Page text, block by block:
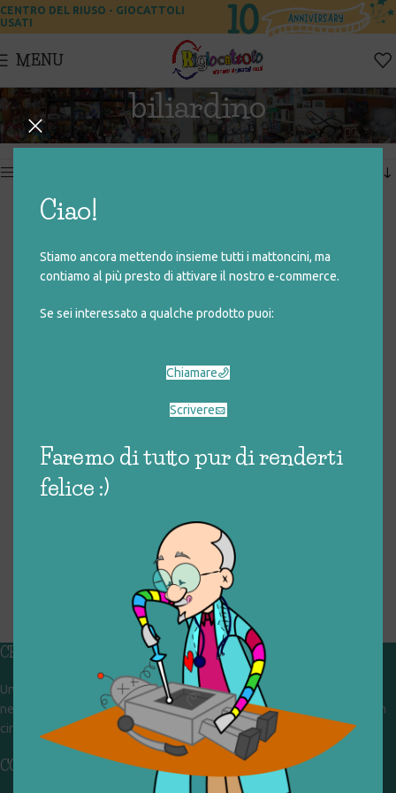
Ciao!
Stiamo ancora mettendo insieme tutti i mattoncini, ma
contiamo al più presto di attivare il nostro e-commerce.
Se sei interessato a qualche prodotto puoi:
Chiamare
Scrivere
Faremo di tutto pur di renderti
felice :)
CENTRO DEL RIUSO - GIOCATTOLI
USATI
MENU
biliardino
Home Prodotti taggati “biliardino” Visualizzazione del risultato
€29,00
CHI SIAMO
Un gruppo di volontari che sognano di diventare un centro del riuso e
nel frattempo ricevono in dono giocattoli, li riparano e li reimmettono in
circolazione. Operiamo per un'economia civile, circolare e sostenibile.
CONTATTI